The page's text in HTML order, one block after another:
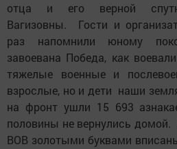
отца и его верной
Вагизовны. Гости и
раз напомнили юному
завоевана Победа, как
тяжелые военные и
взрослые, но и дети наши
на фронт ушли 15 693
половины не вернулись домой.
ВОВ золотыми буквами